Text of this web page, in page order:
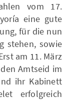
vom 17.
eine gute
für die nun
stehen, sowie
am 11. März
Amtseid im
ihr Kabinett
erfolgreich